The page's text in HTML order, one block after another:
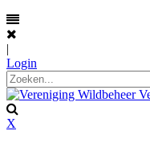
|
Login
X